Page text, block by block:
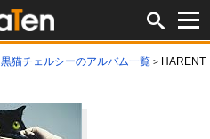
黒猫チェルシーのアルバム一覧
HARENT